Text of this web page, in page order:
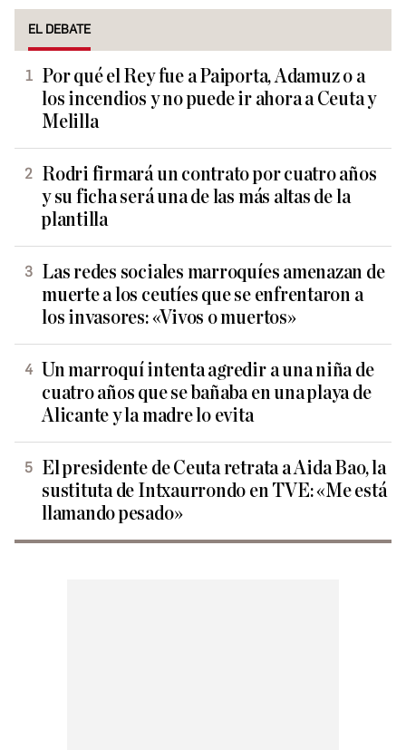
EL DEBATE
Por qué el Rey fue a Paiporta, Adamuz o a
los incendios y no puede ir ahora a Ceuta y
Melilla
Rodri firmará un contrato por cuatro años
y su ficha será una de las más altas de la
plantilla
Las redes sociales marroquíes amenazan de
muerte a los ceutíes que se enfrentaron a
los invasores: «Vivos o muertos»
Un marroquí intenta agredir a una niña de
cuatro años que se bañaba en una playa de
Alicante y la madre lo evita
El presidente de Ceuta retrata a Aida Bao, la
sustituta de Intxaurrondo en TVE: «Me está
llamando pesado»